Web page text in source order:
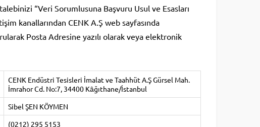
“Veri Sorumlusuna Başvuru Usul ve Esasları
kanallarından CENK A.Ş web sayfasında
Posta Adresine yazılı olarak veya elektronik
CENK Endüstri Tesisleri İmalat ve Taahhüt A.Ş Gürsel Mah.
İmrahor Cd. No:7, 34400 Kâğıthane/İstanbul
Sibel ŞEN KÖYMEN
(0212) 295 5153